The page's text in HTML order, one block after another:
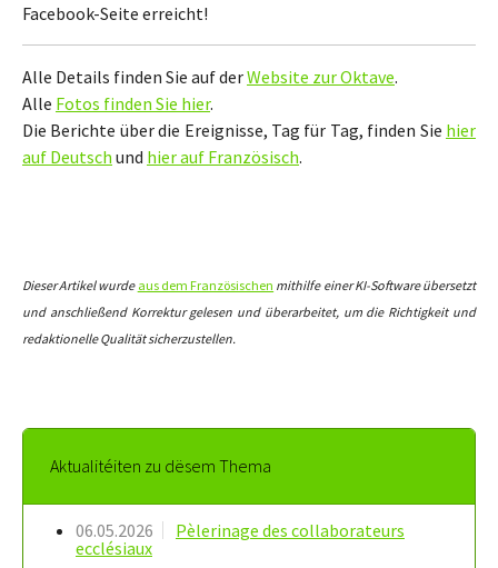
Facebook-Seite erreicht!
Alle Details finden Sie auf derWebsite zur Oktave.
Alle Fotos finden Sie hier.
Die Berichte über die Ereignisse, Tag für Tag, finden Sie hier
auf Deutsch und hier auf Französisch.
Dieser Artikel wurde aus dem Französischen mithilfe einer KI-Software übersetzt
und anschließend Korrektur gelesen und überarbeitet, um die Richtigkeit und
redaktionelle Qualität sicherzustellen.
Aktualitéiten zu dësem Thema
06.05.2026
Pèlerinage des collaborateurs
ecclésiaux